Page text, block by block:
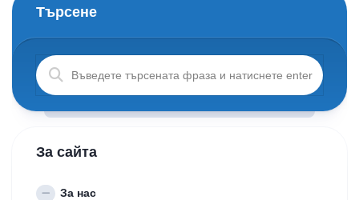
Търсене
За сайта
За нас